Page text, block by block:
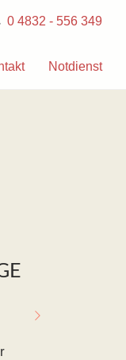
0 4832 - 556 349
Notdienst